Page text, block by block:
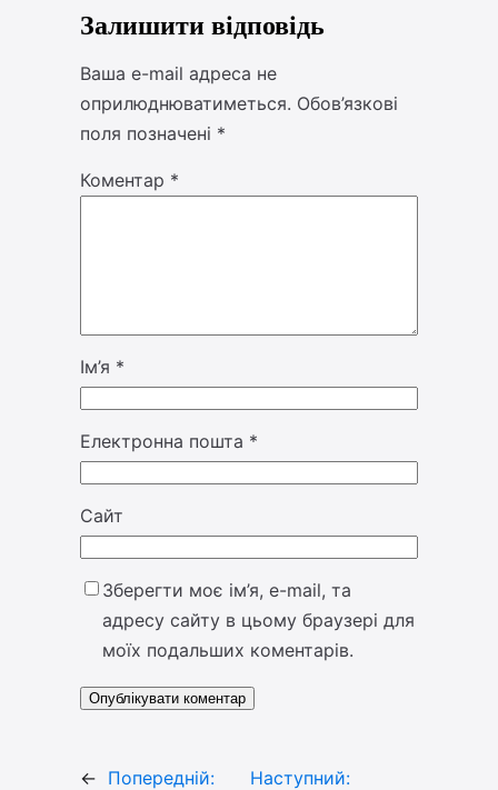
Залишити відповідь
Ваша e-mail адреса не
оприлюднюватиметься. Обов’язкові
поля позначені *
Коментар *
Ім’я *
Електронна пошта *
Сайт
Зберегти моє ім’я, e-mail, та
адресу сайту в цьому браузері для
моїх подальших коментарів.
← Попередній: Наступний: